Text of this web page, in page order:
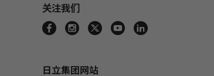
关注我们
日立集团网站